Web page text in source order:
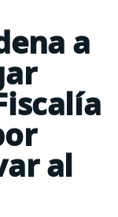
a
al